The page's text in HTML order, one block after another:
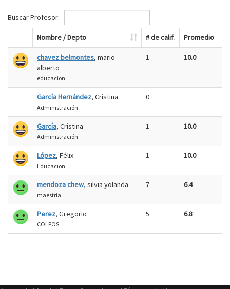
Buscar Profesor:
Nombre / Depto # de calif. Promedio
chavez belmontes, mario
alberto
educacion
1 10.0
García Hernández, Cristina
Administración
0
García, Cristina
Administración
1 10.0
López, Félix
Educacion
1 10.0
mendoza chew, silvia yolanda
maestria
7 6.4
Perez, Gregorio
COLPOS
5 6.8